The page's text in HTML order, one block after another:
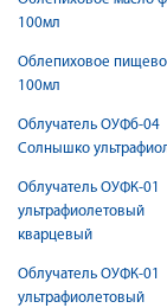
100мл
Облепиховое
100мл
Облучатель ОУФб-04
Солнышко
Облучатель ОУФК-01
ультрафиолетовый
кварцевый
Облучатель ОУФК-01
ультрафиолетовый